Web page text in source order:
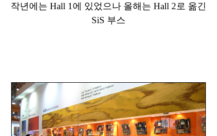
작년에는 Hall 1에 있었으나 올해는 Hall 2로 옮긴
SiS 부스